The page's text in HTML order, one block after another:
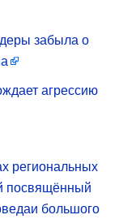
забыла о
агрессию
региональных
посвящённый
большого